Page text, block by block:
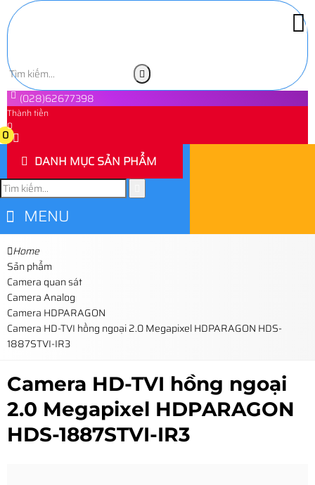
(028)62677398
Thành tiền
0
0
DANH MỤC SẢN PHẨM
MENU
Home
Sản phẩm
Camera quan sát
Camera Analog
Camera HDPARAGON
Camera HD-TVI hồng ngoại 2.0 Megapixel HDPARAGON HDS-
1887STVI-IR3
Camera HD-TVI hồng ngoại
2.0 Megapixel HDPARAGON
HDS-1887STVI-IR3